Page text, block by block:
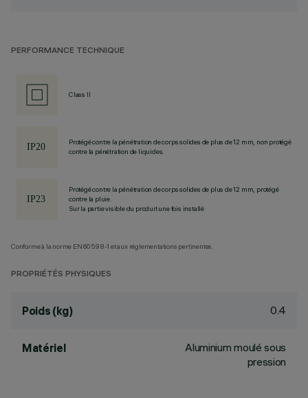
PERFORMANCE TECHNIQUE
Class II
Protégé contre la pénétration de corps solides de plus de 12 mm, non protégé
contre la pénétration de liquides.
Protégé contre la pénétration de corps solides de plus de 12 mm, protégé
contre la pluie.
Sur la partie visible du produit une fois installé
Conforme à la norme EN60598-1 et aux réglementations pertinentes.
PROPRIÉTÉS PHYSIQUES
Poids (kg) 0.4
Matériel
Aluminium moulé sous
pression